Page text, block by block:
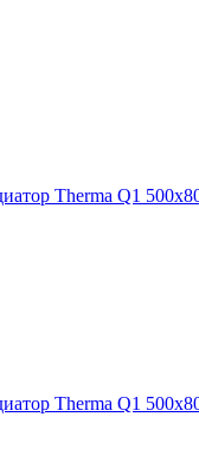
Therma Q1
Therma Q1